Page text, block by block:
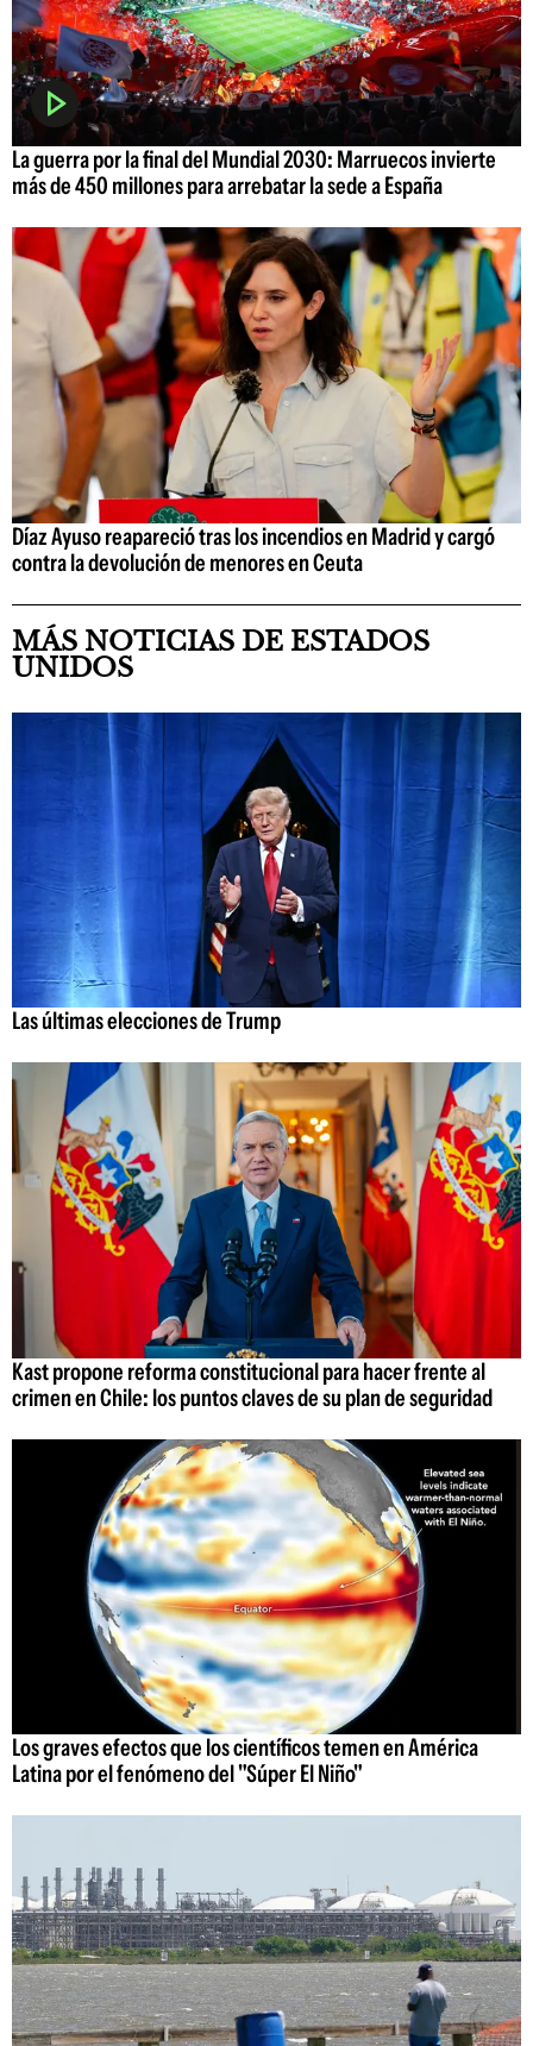
La guerra por la final del Mundial 2030: Marruecos invierte
más de 450 millones para arrebatar la sede a España
Díaz Ayuso reapareció tras los incendios en Madrid y cargó
contra la devolución de menores en Ceuta
MÁS NOTICIAS DE ESTADOS
UNIDOS
Las últimas elecciones de Trump
Kast propone reforma constitucional para hacer frente al
crimen en Chile: los puntos claves de su plan de seguridad
Los graves efectos que los científicos temen en América
Latina por el fenómeno del "Súper El Niño"